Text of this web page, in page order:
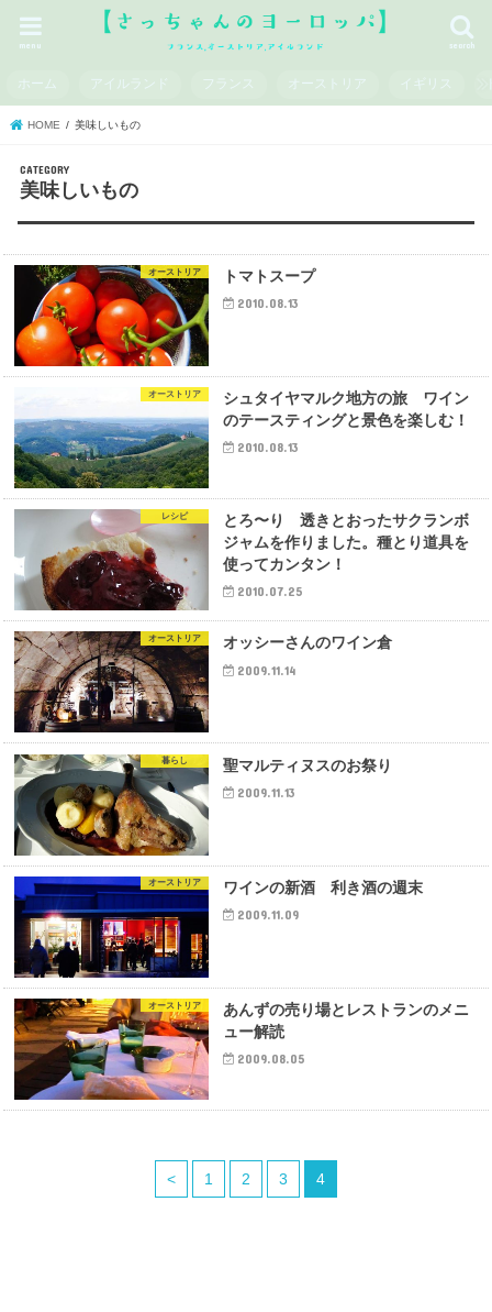
search
menu
ホーム アイルランド フランス オーストリア イギリス
HOME 美味しいもの
美味しいもの
オーストリア トマトスープ
2010.08.13
オーストリア
シュタイヤマルク地方の旅 ワイン
のテースティングと景色を楽しむ！
2010.08.13
レシピ
とろ〜り 透きとおったサクランボ
ジャムを作りました。種とり道具を
使ってカンタン！
2010.07.25
オーストリア オッシーさんのワイン倉
2009.11.14
暮らし 聖マルティヌスのお祭り
2009.11.13
オーストリア ワインの新酒 利き酒の週末
2009.11.09
オーストリア
あんずの売り場とレストランのメニ
ュー解読
2009.08.05
< 1 2 3 4